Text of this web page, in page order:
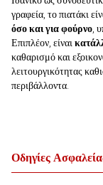
γραφεία, το πιατάκι
όσο και για φούρνο ,
Επιπλέον, είναι
καθαρισμό και
λειτουργικότητας
περιβάλλοντα.
Οδηγίες